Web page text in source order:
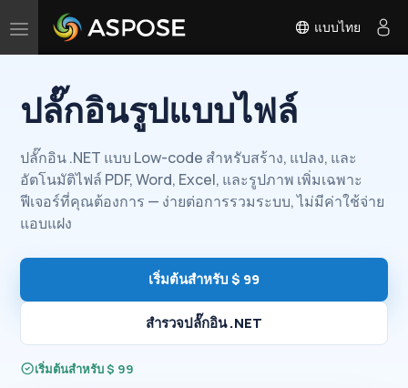
สลับ
แบบไทย
ปลั๊กอินรูปแบบไฟล์
ปลั๊กอิน .NET แบบ Low-code สำหรับสร้าง, แปลง, และ
อัตโนมัติไฟล์ PDF, Word, Excel, และรูปภาพ เพิ่มเฉพาะ
ฟีเจอร์ที่คุณต้องการ — ง่ายต่อการรวมระบบ, ไม่มีค่าใช้จ่าย
แอบแฝง
เริ่มต้นสําหรับ $ 99
สำรวจปลั๊กอิน .NET
เริ่มต้นสําหรับ $ 99